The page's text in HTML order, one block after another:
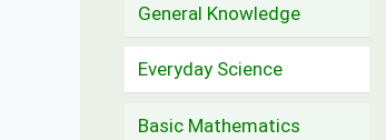
General Knowledge
Everyday Science
Basic Mathematics